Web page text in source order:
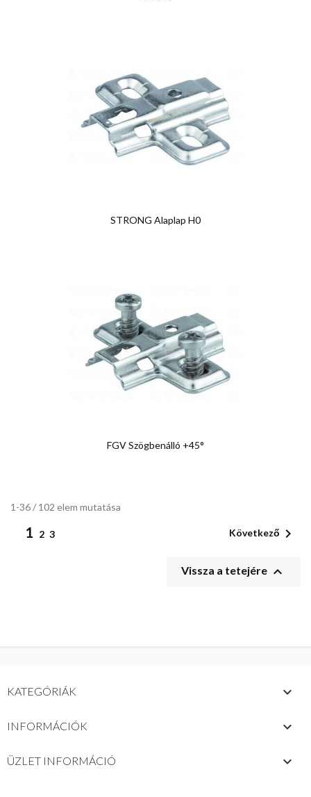
STRONG Alaplap H0
FGV Szögbenálló +45°
1-36 / 102 elem mutatása
1 2 3 Következő 
Vissza a tetejére 
KATEGÓRIÁK 
INFORMÁCIÓK 
ÜZLET INFORMÁCIÓ keyboard_arrow_down